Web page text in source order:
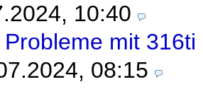
10:40
Probleme mit
08:15